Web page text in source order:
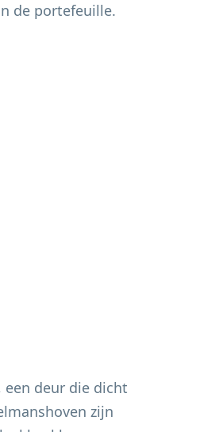
de portefeuille.
deur die dicht
zijn